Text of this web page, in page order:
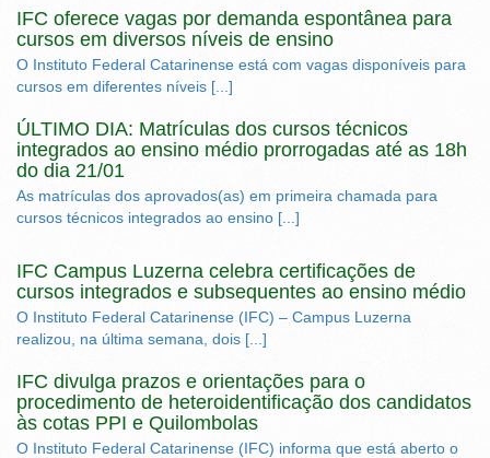
IFC oferece vagas por demanda espontânea para
cursos em diversos níveis de ensino
O Instituto Federal Catarinense está com vagas disponíveis para
cursos em diferentes níveis [...]
ÚLTIMO DIA: Matrículas dos cursos técnicos
integrados ao ensino médio prorrogadas até as 18h
do dia 21/01
As matrículas dos aprovados(as) em primeira chamada para
cursos técnicos integrados ao ensino [...]
IFC Campus Luzerna celebra certificações de
cursos integrados e subsequentes ao ensino médio
O Instituto Federal Catarinense (IFC) – Campus Luzerna
realizou, na última semana, dois [...]
IFC divulga prazos e orientações para o
procedimento de heteroidentificação dos candidatos
às cotas PPI e Quilombolas
O Instituto Federal Catarinense (IFC) informa que está aberto o